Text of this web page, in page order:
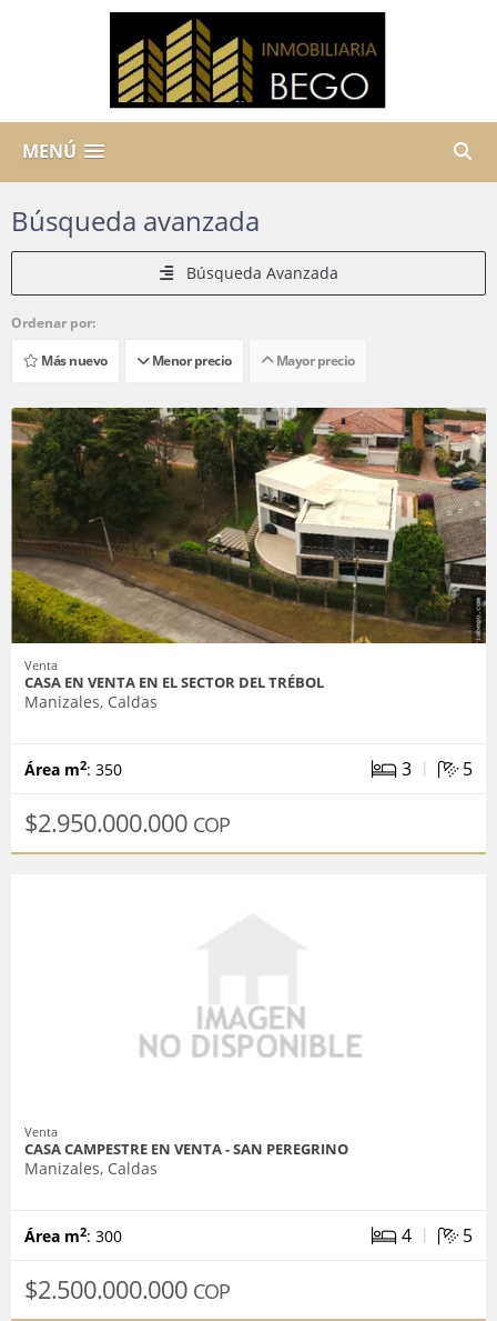
MENÚ
Búsqueda avanzada
Búsqueda Avanzada
Ordenar por:
Más nuevo
Menor precio Mayor precio
Venta
CASA EN VENTA EN EL SECTOR DEL TRÉBOL
Manizales, Caldas
Área m2: 350 3 | 5
$2.950.000.000 COP
Venta
CASA CAMPESTRE EN VENTA - SAN PEREGRINO
Manizales, Caldas
Área m2: 300 4 | 5
$2.500.000.000 COP